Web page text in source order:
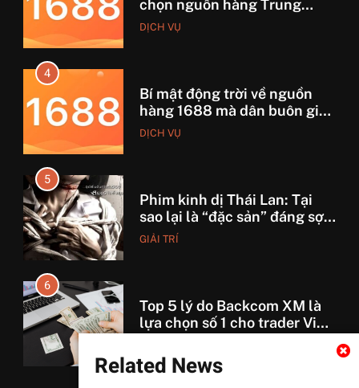
Related News
chọn nguồn hàng Trung
Quốc chuẩn
DỊCH VỤ
4
Bí mật động trời về nguồn
hàng 1688 mà dân buôn giấu
nhẹm!
DỊCH VỤ
5
Phim kinh dị Thái Lan: Tại
sao lại là “đặc sản” đáng sợ
nhất thế giới?
GIẢI TRÍ
6
Top 5 lý do Backcom XM là
lựa chọn số 1 cho trader Việt